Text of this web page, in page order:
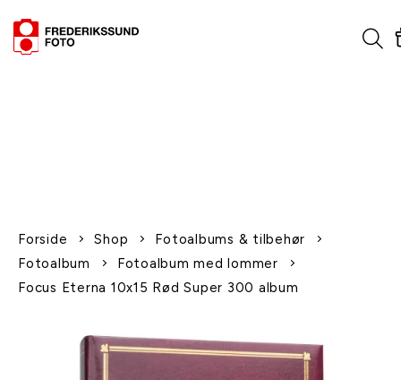
Forside Shop
Fotoalbums & tilbehør
Fotoalbum
Fotoalbum med lommer
Focus Eterna 10x15 Rød Super 300 album